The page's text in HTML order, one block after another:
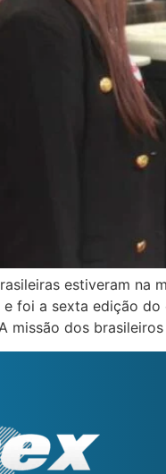
estiveram
foi a sexta edição
missão dos